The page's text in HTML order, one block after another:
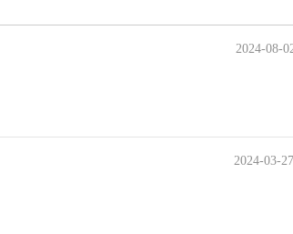
2024-08-
2024-03-27